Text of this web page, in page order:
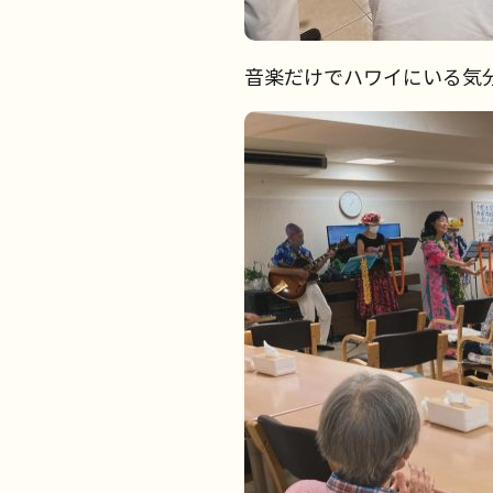
音楽だけでハワイにいる気